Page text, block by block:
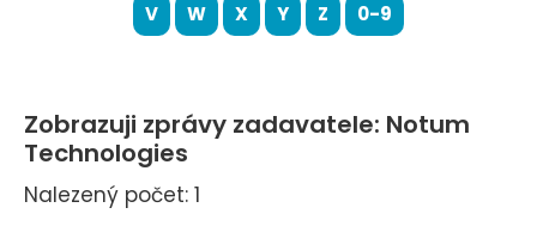
V
W X Y Z 0-9
Zobrazuji zprávy zadavatele: Notum
Technologies
Nalezený počet: 1